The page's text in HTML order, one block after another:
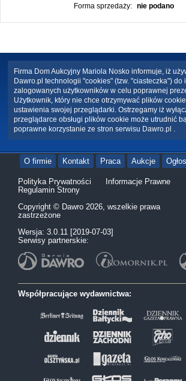
Forma sprzedaży:
nie podano
Firma Dom Aukcyjny Mariola Nosko informuje, iż
Dawro.pl technologii "cookies" (tzw. "ciasteczka") do
zalogowanych użytkowników w celu poprawnej
Użytkownik, który nie chce otrzymywać plików
ustawienia swojej przeglądarki. Ostrzegamy iż
przeglądarce obsługi plików cookie może utrudnić
poprawne korzystanie ze stron serwisu Dawro.pl .
O firmie Kontakt Praca Aukcje
Polityka Prywatności
Informacje Prawne
Regulamin Strony
Copyright © Dawro 2026, wszelkie prawa
zastrzeżone
Wersja: 3.0.11 [2019-07-03]
Serwisy partnerskie:
Współpracujące wydawnictwa: